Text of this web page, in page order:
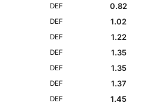
DEF
0.82
DEF
1.02
DEF
1.22
DEF
1.35
DEF
1.35
DEF
1.37
DEF
1.45